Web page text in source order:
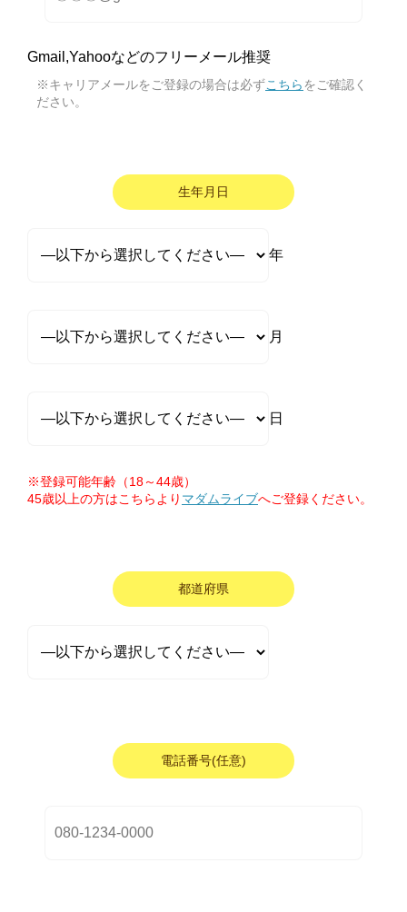
Gmail,Yahooなどのフリーメール推奨
※キャリアメールをご登録の場合は必ずこちら をご確認く
ださい。
生年月日
年
月
日
※登録可能年齢（18～44歳）
45歳以上の方はこちらより マダムライブへご登録ください。
都道府県
電話番号(任意)